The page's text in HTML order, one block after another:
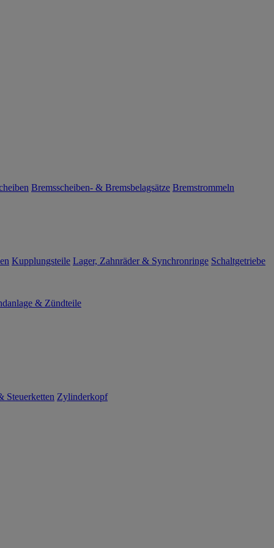
Bremsscheiben- & Bremsbelagsätze Bremstrommeln
Kupplungsteile Lager, Zahnräder & Synchronringe Schaltgetriebe
& Zündteile
Steuerketten Zylinderkopf